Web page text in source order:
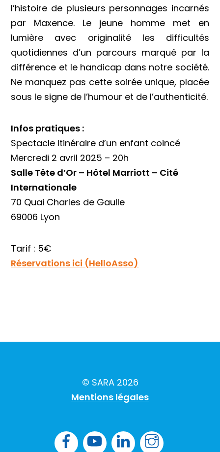
l’histoire de plusieurs personnages incarnés
par Maxence. Le jeune homme met en
lumière avec originalité les difficultés
quotidiennes d’un parcours marqué par la
différence et le handicap dans notre société.
Ne manquez pas cette soirée unique, placée
sous le signe de l’humour et de l’authenticité.
Infos pratiques :
Spectacle Itinéraire d’un enfant coincé
Mercredi 2 avril 2025 – 20h
Salle Tête d’Or – Hôtel Marriott – Cité
Internationale
70 Quai Charles de Gaulle
69006 Lyon
Tarif : 5€
Réservations ici (HelloAsso)
© SARA 2026
Mentions légales
FacebookYouTube
LK Instagram